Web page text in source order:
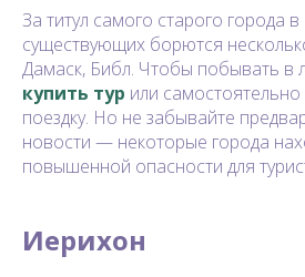
За титул самого старого города
существующих борются
Дамаск, Библ. Чтобы побывать в
купить тур или
поездку. Но не забывайте
новости — некоторые города
повышенной опасности для
Иерихон